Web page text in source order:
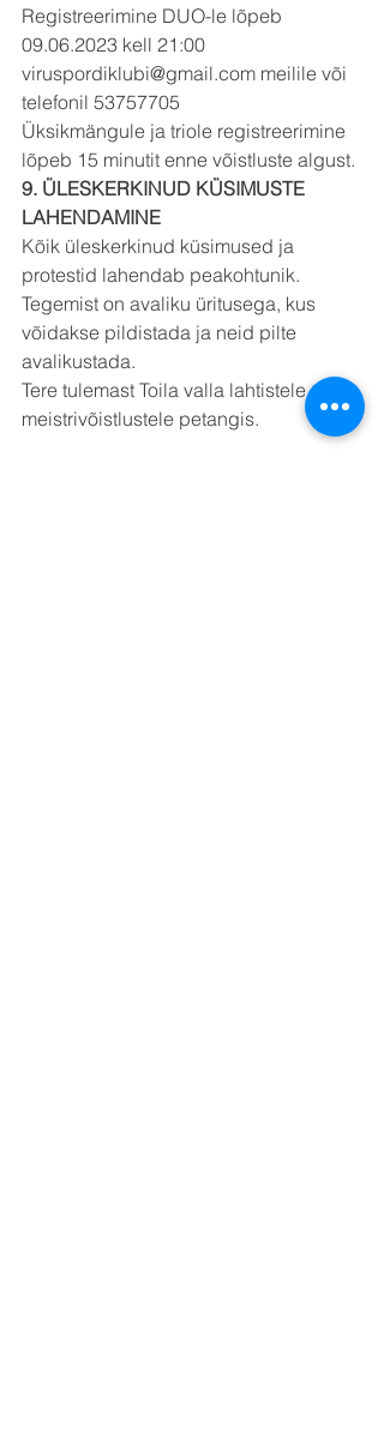
Registreerimine DUO-le lõpeb
09.06.2023 kell 21:00
viruspordiklubi@gmail.com meilile või
telefonil 53757705
Üksikmängule ja triole registreerimine
lõpeb 15 minutit enne võistluste algust.
9. ÜLESKERKINUD KÜSIMUSTE
LAHENDAMINE
Kõik üleskerkinud küsimused ja
protestid lahendab peakohtunik.
Tegemist on avaliku üritusega, kus
võidakse pildistada ja neid pilte
avalikustada.
Tere tulemast Toila valla lahtistele
meistrivõistlustele petangis.